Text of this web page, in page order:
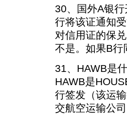
30、国外A银
行将该证通知
对信用证的保
不是。如果B行
31、HAWB是
HAWB是
行签发（该运
交航空运输公